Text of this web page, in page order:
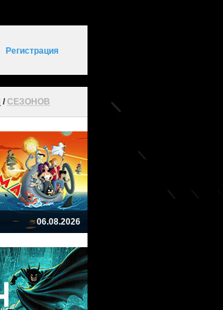
Регистрация
/СЕЗОНОВ
06.08.2026